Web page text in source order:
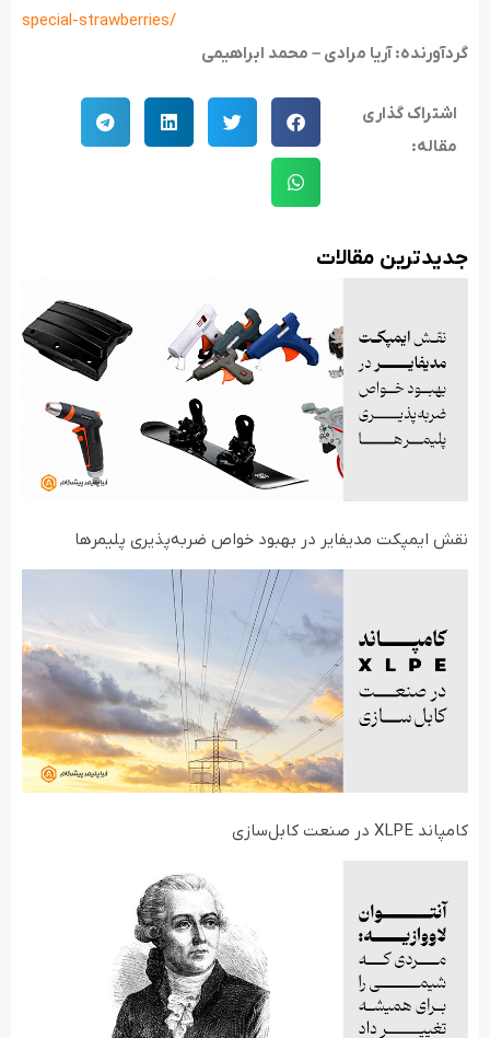
special-strawberries/
گردآورنده: آریا مرادی – محمد ابراهیمی
اشتراک گذاری
مقاله:
جدید‌ترین مقالات
نقش ایمپکت مدیفایر در بهبود خواص ضربه‌پذیری پلیمرها
کامپاند XLPE در صنعت کابل‌سازی